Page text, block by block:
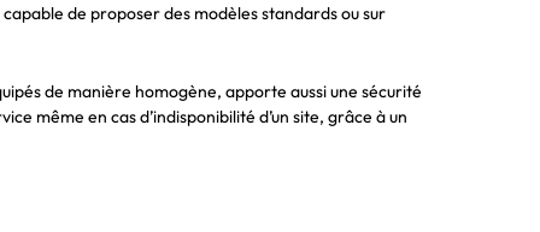
de proposer des modèles standards ou sur
de manière homogène, apporte aussi une sécurité
même en cas d’indisponibilité d’un site, grâce à un